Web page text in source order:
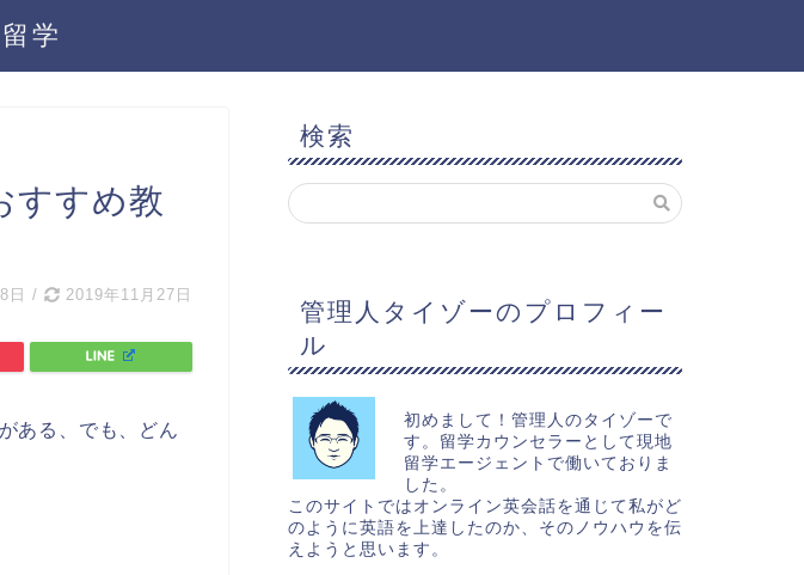
学
すすめ教
日 / 2019年11月27日
ある、でも、どん
検索
管理人タイゾーのプロフィー
ル
初めまして！管理人のタイゾーで
す。留学カウンセラーとして現地
留学エージェントで働いておりま
した。
このサイトではオンライン英会話を通じて私がど
のように英語を上達したのか、そのノウハウを伝
えようと思います。